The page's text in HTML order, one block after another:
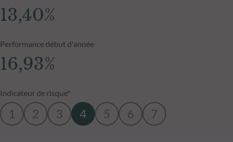
13,40%
Performance début d'année
16,93%
Indicateur de risque*
1 2 3 4 5 6 7